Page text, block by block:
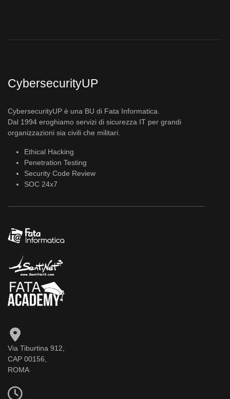
CybersecurityUP
CybersecurityUP è una BU di Fata Informatica.
Dal 1994 eroghiamo servizi di sicurezza IT per grandi
organizzazioni sia civili che militari.
Ethical Hacking
Penetration Testing
Security Code Review
SOC 24x7
Via Tiburtina 912,
CAP 00156,
ROMA